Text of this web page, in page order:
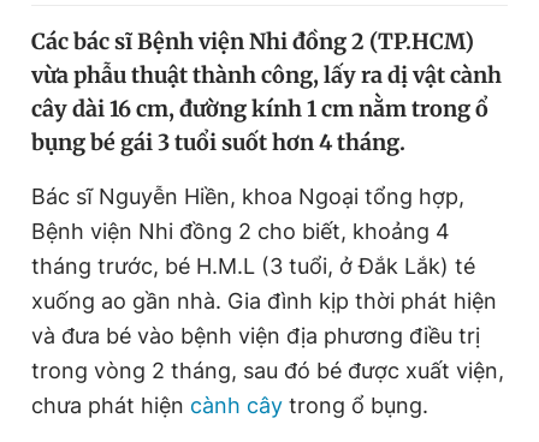
Video Magazine
Tiện ích Bạn cần biết
Thông tin tòa soạn Liên hệ quảng cáo
Các bác sĩ Bệnh viện Nhi đồng 2 (TP.HCM)
vừa phẫu thuật thành công, lấy ra dị vật cành
cây dài 16 cm, đường kính 1 cm nằm trong ổ
bụng bé gái 3 tuổi suốt hơn 4 tháng.
Bác sĩ Nguyễn Hiền, khoa Ngoại tổng hợp,
Bệnh viện Nhi đồng 2 cho biết, khoảng 4
tháng trước, bé H.M.L (3 tuổi, ở Đắk Lắk) té
xuống ao gần nhà. Gia đình kịp thời phát hiện
và đưa bé vào bệnh viện địa phương điều trị
trong vòng 2 tháng, sau đó bé được xuất viện,
chưa phát hiện cành cây trong ổ bụng.